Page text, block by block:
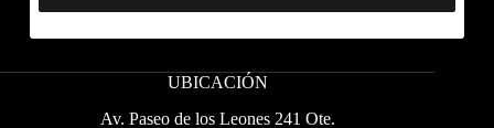
UBICACIÓN
Av. Paseo de los Leones 241 Ote.